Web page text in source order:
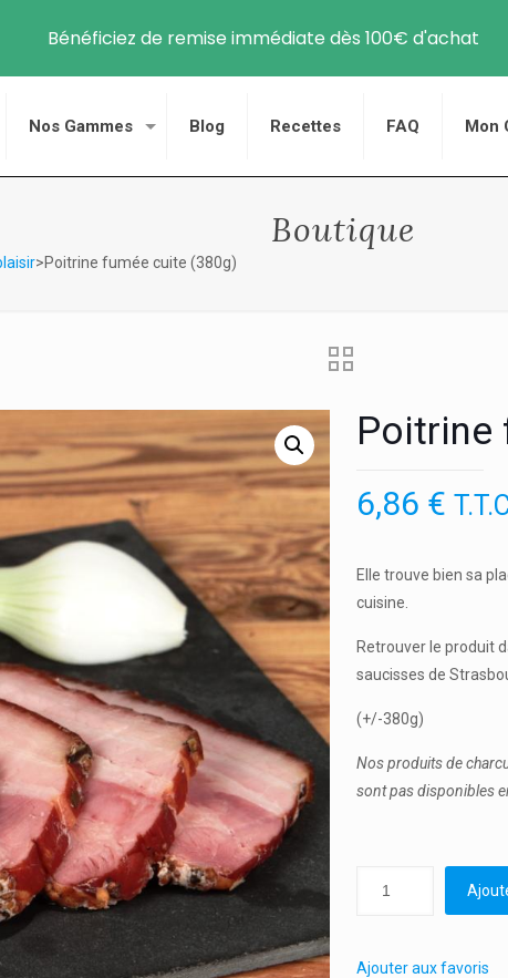
Nos Gammes Blog Recettes FAQ Mon
Boutique
>Poitrine fumée cuite (380g)
Poitrine
6,86 €
Elle trouve bien sa
cuisine.
Retrouver le produit
saucisses de
(+/-380g)
Nos produits de
sont pas disponibles
Ajouter aux favoris
Bénéficiez de remise immédiate dès 100€ d'achat